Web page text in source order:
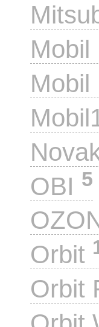
Mobil
Mobil
OBI 5
Orbit
Orbit